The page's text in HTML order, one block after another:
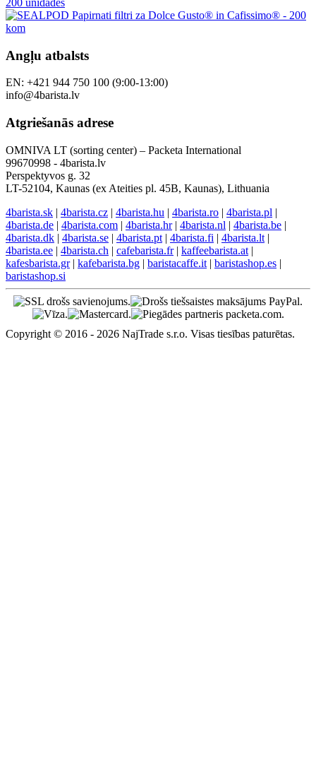
Angļu atbalsts
EN: +421 944 750 100 (9:00-13:00)
info@4barista.lv
Atgriešanās adrese
OMNIVA LT (sorting center) – Packeta International
99670998 - 4barista.lv
Perspektyvos g. 32
LT-52104, Kaunas (ex Ateities pl. 45B, Kaunas), Lithuania
4barista.sk | 4barista.cz | 4barista.hu | 4barista.ro | 4barista.pl |
4barista.de | 4barista.com | 4barista.hr| 4barista.nl | 4barista.be |
4barista.dk | 4barista.se | 4barista.pt | 4barista.fi | 4barista.lt |
4barista.ee | 4barista.ch | cafebarista.fr| kaffeebarista.at |
kafesbarista.gr| kafebarista.bg | baristacaffe.it | baristashop.es |
baristashop.si
Copyright © 2016 - 2026 NajTrade s.r.o. Visas tiesības paturētas.